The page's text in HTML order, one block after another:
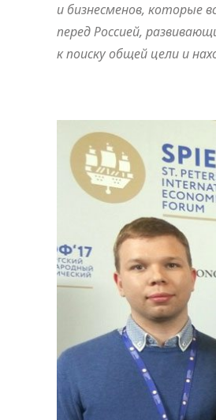
и бизнесменов, которые
перед Россией,
к поиску общей цели и